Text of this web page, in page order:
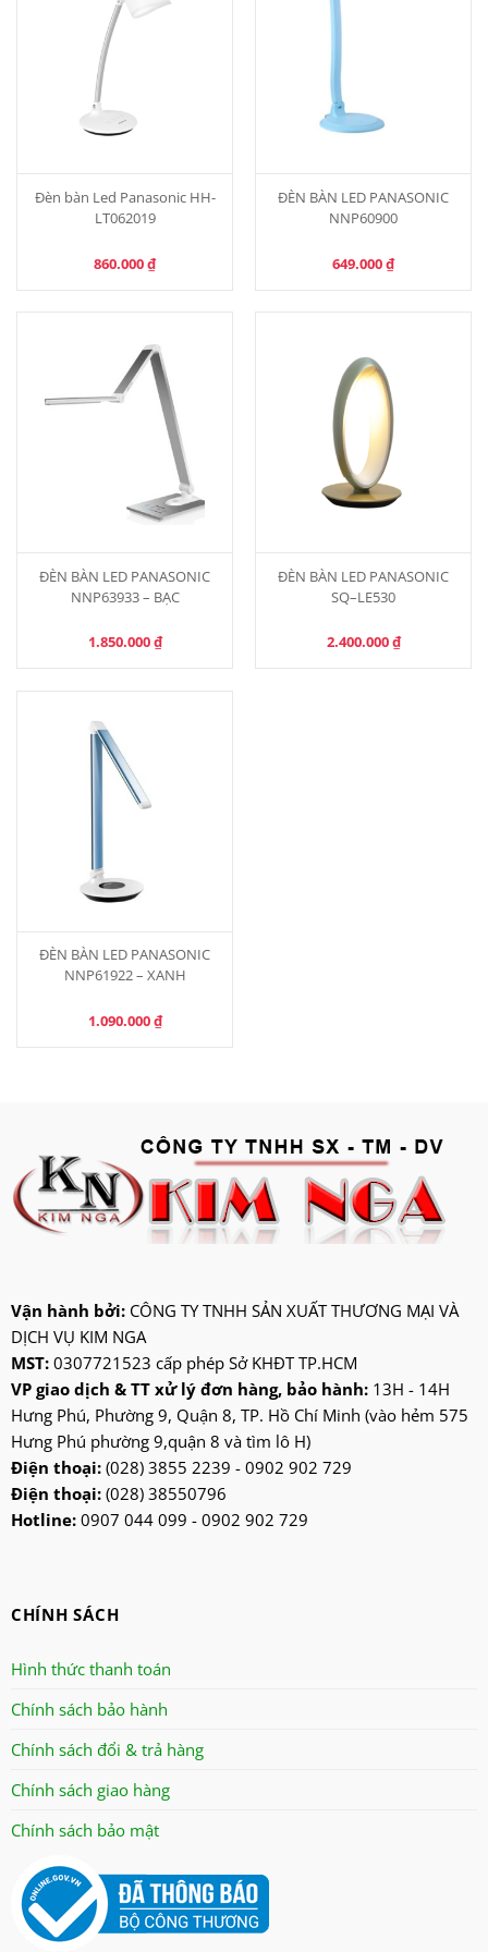
Đèn bàn Led Panasonic HH-
LT062019
860.000₫
ĐÈN BÀN LED PANASONIC
NNP60900
649.000₫
ĐÈN BÀN LED PANASONIC
NNP63933 – BẠC
1.850.000₫
ĐÈN BÀN LED PANASONIC
SQ–LE530
2.400.000₫
ĐÈN BÀN LED PANASONIC
NNP61922 – XANH
1.090.000₫
Vận hành bởi: CÔNG TY TNHH SẢN XUẤT THƯƠNG MẠI VÀ
DỊCH VỤ KIM NGA
MST: 0307721523 cấp phép Sở KHĐT TP.HCM
VP giao dịch & TT xử lý đơn hàng, bảo hành:13H - 14H
Hưng Phú, Phường 9, Quận 8, TP. Hồ Chí Minh (vào hẻm 575
Hưng Phú phường 9,quận 8 và tìm lô H)
Điện thoại: (028) 3855 2239 - 0902 902 729
Điện thoại: (028) 38550796
Hotline:0907 044 099 - 0902 902 729
CHÍNH SÁCH
Hình thức thanh toán
Chính sách bảo hành
Chính sách đổi & trả hàng
Chính sách giao hàng
Chính sách bảo mật